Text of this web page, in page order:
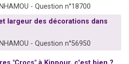
- Question n°18700
largeur des décorations dans
- Question n°56950